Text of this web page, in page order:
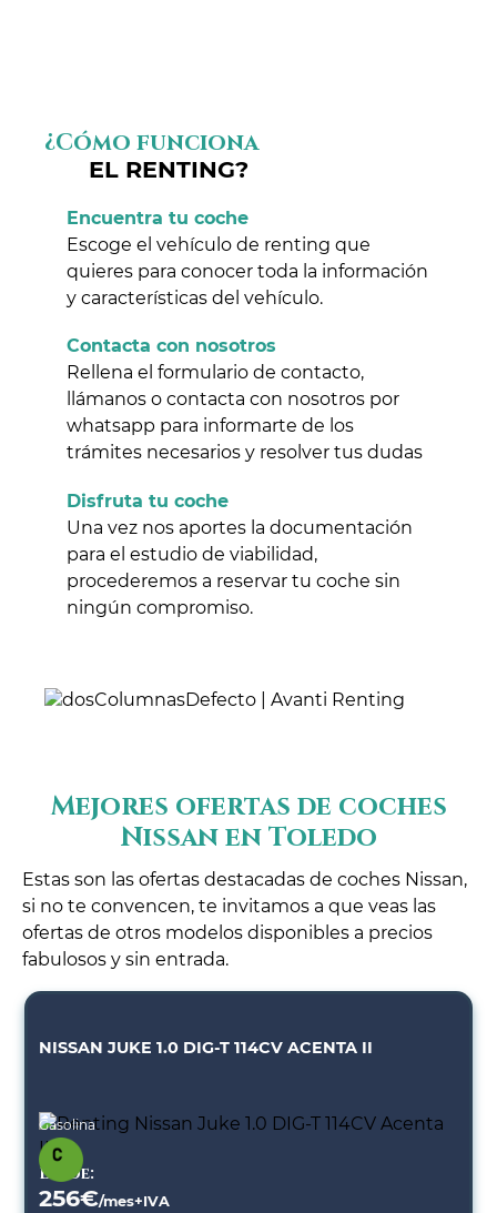
¿Cómo funciona
EL RENTING?
Encuentra tu coche
Escoge el vehículo de renting que
quieres para conocer toda la información
y características del vehículo.
Contacta con nosotros
Rellena el formulario de contacto,
llámanos o contacta con nosotros por
whatsapp para informarte de los
trámites necesarios y resolver tus dudas
Disfruta tu coche
Una vez nos aportes la documentación
para el estudio de viabilidad,
procederemos a reservar tu coche sin
ningún compromiso.
Mejores ofertas de coches
Nissan en Toledo
Estas son las ofertas destacadas de coches Nissan,
si no te convencen, te invitamos a que veas las
ofertas de otros modelos disponibles a precios
fabulosos y sin entrada.
NISSAN JUKE 1.0 DIG-T 114CV ACENTA II
Gasolina
Desde:
256€/mes+IVA